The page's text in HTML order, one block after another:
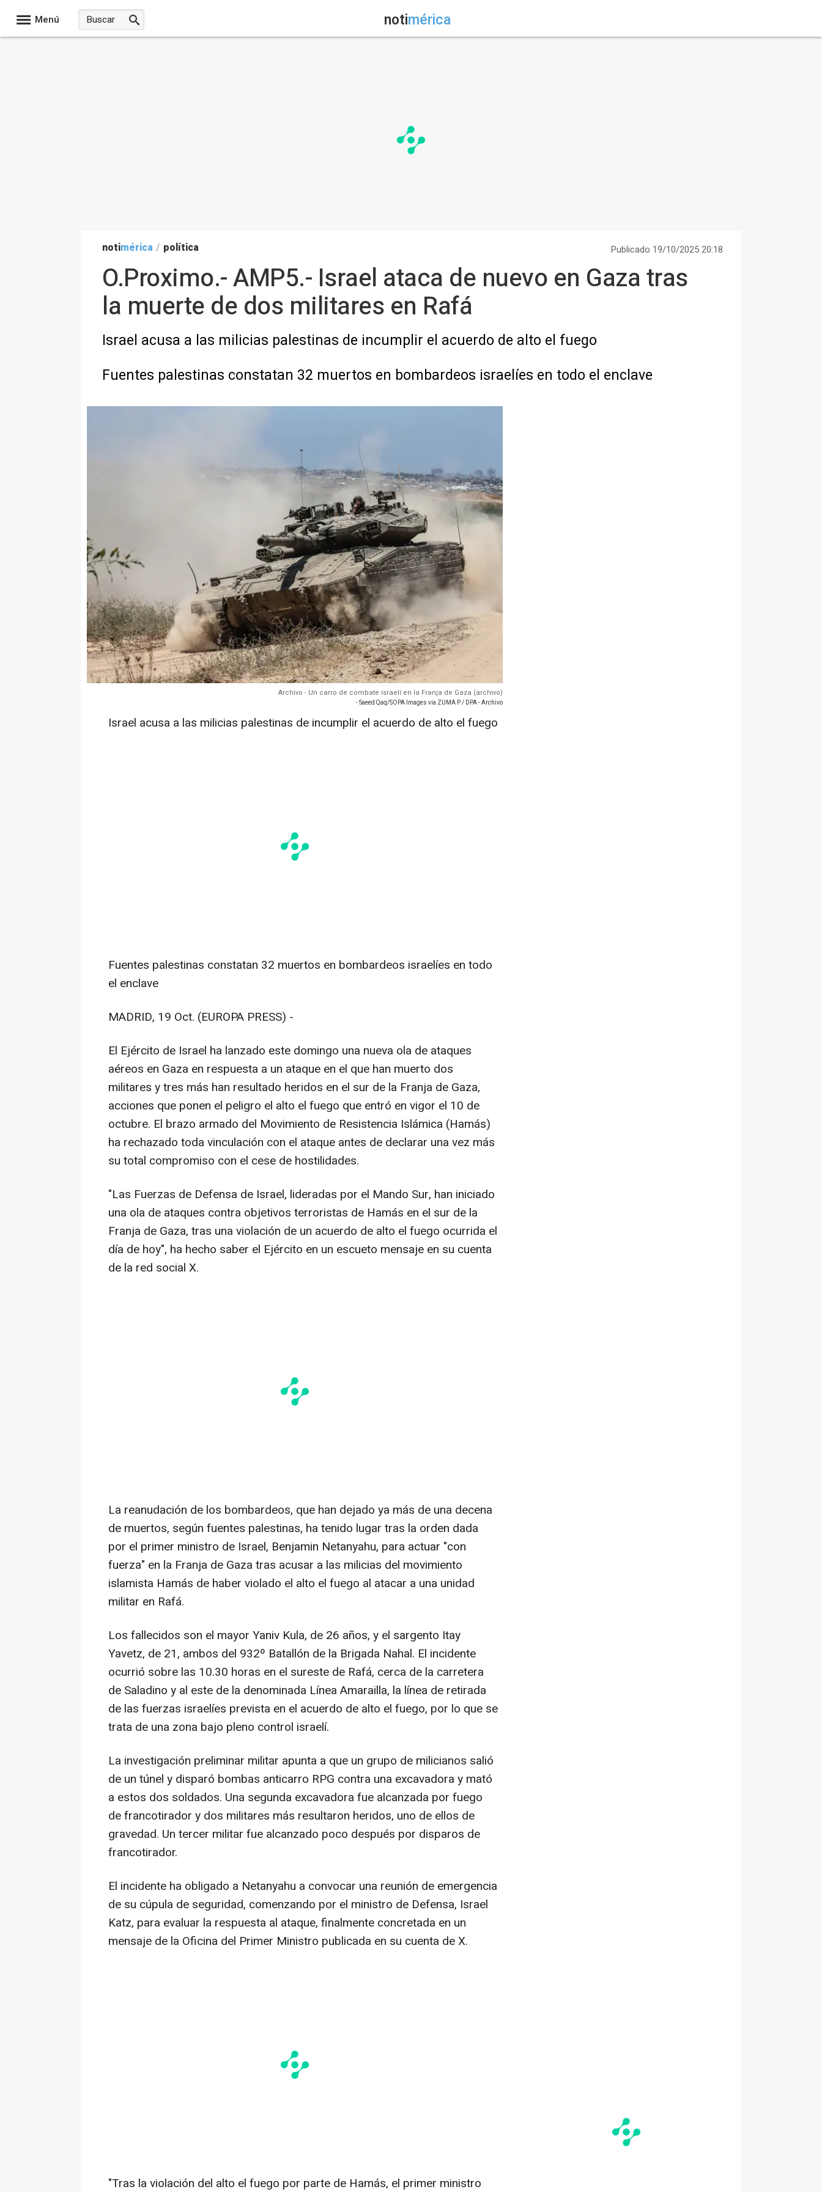
Menú notimérica
notimérica / política Publicado 19/10/2025 20:18
O.Proximo.- AMP5.- Israel ataca de nuevo en Gaza tras
la muerte de dos militares en Rafá
Israel acusa a las milicias palestinas de incumplir el acuerdo de alto el fuego
Fuentes palestinas constatan 32 muertos en bombardeos israelíes en todo el enclave
Archivo - Un carro de combate israelí en la Franja de Gaza (archivo)
- Saeed Qaq/SOPA Images via ZUMA P / DPA - Archivo
Israel acusa a las milicias palestinas de incumplir el acuerdo de alto el fuego
Fuentes palestinas constatan 32 muertos en bombardeos israelíes en todo
el enclave
MADRID, 19 Oct. (EUROPA PRESS) -
El Ejército de Israel ha lanzado este domingo una nueva ola de ataques
aéreos en Gaza en respuesta a un ataque en el que han muerto dos
militares y tres más han resultado heridos en el sur de la Franja de Gaza,
acciones que ponen el peligro el alto el fuego que entró en vigor el 10 de
octubre. El brazo armado del Movimiento de Resistencia Islámica (Hamás)
ha rechazado toda vinculación con el ataque antes de declarar una vez más
su total compromiso con el cese de hostilidades.
"Las Fuerzas de Defensa de Israel, lideradas por el Mando Sur, han iniciado
una ola de ataques contra objetivos terroristas de Hamás en el sur de la
Franja de Gaza, tras una violación de un acuerdo de alto el fuego ocurrida el
día de hoy", ha hecho saber el Ejército en un escueto mensaje en su cuenta
de la red social X.
La reanudación de los bombardeos, que han dejado ya más de una decena
de muertos, según fuentes palestinas, ha tenido lugar tras la orden dada
por el primer ministro de Israel, Benjamin Netanyahu, para actuar "con
fuerza" en la Franja de Gaza tras acusar a las milicias del movimiento
islamista Hamás de haber violado el alto el fuego al atacar a una unidad
militar en Rafá.
Los fallecidos son el mayor Yaniv Kula, de 26 años, y el sargento Itay
Yavetz, de 21, ambos del 932º Batallón de la Brigada Nahal. El incidente
ocurrió sobre las 10.30 horas en el sureste de Rafá, cerca de la carretera
de Saladino y al este de la denominada Línea Amarailla, la línea de retirada
de las fuerzas israelíes prevista en el acuerdo de alto el fuego, por lo que se
trata de una zona bajo pleno control israelí.
La investigación preliminar militar apunta a que un grupo de milicianos salió
de un túnel y disparó bombas anticarro RPG contra una excavadora y mató
a estos dos soldados. Una segunda excavadora fue alcanzada por fuego
de francotirador y dos militares más resultaron heridos, uno de ellos de
gravedad. Un tercer militar fue alcanzado poco después por disparos de
francotirador.
El incidente ha obligado a Netanyahu a convocar una reunión de emergencia
de su cúpula de seguridad, comenzando por el ministro de Defensa, Israel
Katz, para evaluar la respuesta al ataque, finalmente concretada en un
mensaje de la Oficina del Primer Ministro publicada en su cuenta de X.
"Tras la violación del alto el fuego por parte de Hamás, el primer ministro